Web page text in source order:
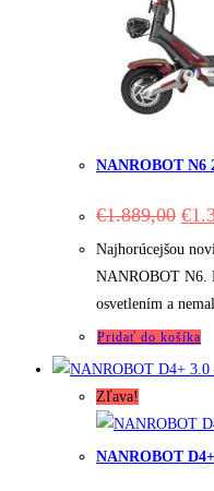
NANROBOT N6
€1.889,00 €
Najhorúcejšou
NANROBOT N6.
osvetlením a
Pridať do košíka
Zľava!
NANROBOT